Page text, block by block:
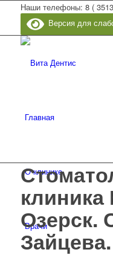
Наши телефоны: 8 (
Версия для
Главная
О клинике
Врачи
клиника
Озерск.
Зайцева.